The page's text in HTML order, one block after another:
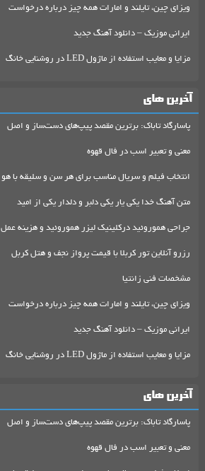
ویزای چین، تایلند و امارات همه چیز درباره درخواست
ایرانی موزیک – دانلود آهنگ جدید
مزایا و معایب استفاده از ماژول LED در روشنایی خانگ
آخرین های
پاسارگاد تاباک: برترین مقصد پیپ‌های دست‌ساز و اصل
معنی و تعبیر اسب در فال قهوه
انتخاب فیلم و سریال مناسب برای هر سن و سلیقه با هو
متن آهنگ خدا یکی یار یکی دلبر و دلدار یکی از امید
جراحی هموروئید درکلینیک لیزر هموروئید و هزینه عمل
رزرو آنلاین تور کربلا با قیمت پرواز نجف و هتل کربل
مشخصات فنی زانتیا
ویزای چین، تایلند و امارات همه چیز درباره درخواست
ایرانی موزیک – دانلود آهنگ جدید
مزایا و معایب استفاده از ماژول LED در روشنایی خانگ
آخرین های
پاسارگاد تاباک: برترین مقصد پیپ‌های دست‌ساز و اصل
معنی و تعبیر اسب در فال قهوه